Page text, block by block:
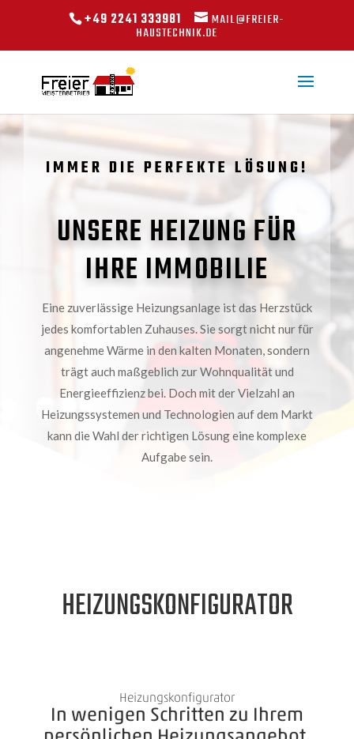
+49 2241 333981 MAIL@FREIER-
HAUSTECHNIK.DE
IMMER DIE PERFEKTE LÖSUNG!
UNSERE HEIZUNG FÜR
IHRE IMMOBILIE
Eine zuverlässige Heizungsanlage ist das Herzstück
jedes komfortablen Zuhauses. Sie sorgt nicht nur für
angenehme Wärme in den kalten Monaten, sondern
trägt auch maßgeblich zur Wohnqualität und
Energieeffizienz bei. Doch mit der Vielzahl an
Heizungssystemen und Technologien auf dem Markt
kann die Wahl der richtigen Lösung eine komplexe
Aufgabe sein.
HEIZUNGSKONFIGURATOR